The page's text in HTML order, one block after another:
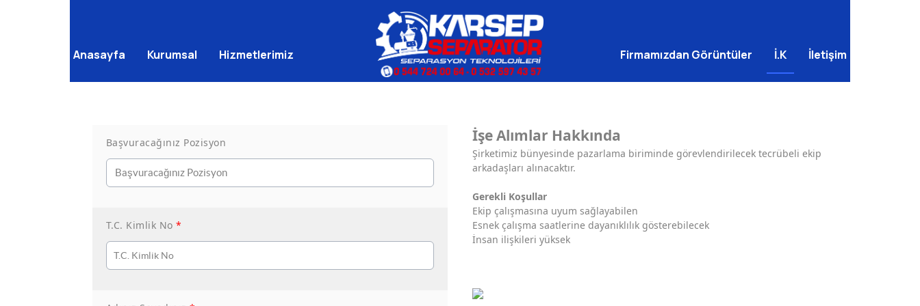
Başvuracağınız Pozisyon
T.C. Kimlik No*
İşe Alımlar Hakkında
Şirketimiz bünyesinde pazarlama biriminde görevlendirilecek tecrübeli ekip
arkadaşları alınacaktır.
Gerekli Koşullar
Ekip çalışmasına uyum sağlayabilen
Esnek çalışma saatlerine dayanıklılık gösterebilecek
İnsan ilişkileri yüksek
Anasayfa Kurumsal Hizmetlerimiz Firmamızdan Görüntüler İ.K İletişim